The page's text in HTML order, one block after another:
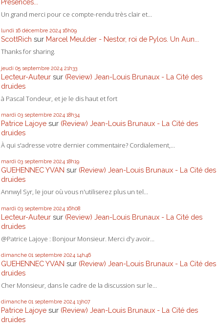
Un grand merci pour ce compte-rendu très clair et...
lundi 16 décembre 2024 16h09
ScottRich sur Marcel Meulder - Nestor, roi de Pylos. Un Aun...
Thanks for sharing.
jeudi 05 septembre 2024 21h33
Lecteur-Auteur sur (Review) Jean-Louis Brunaux - La Cité des
druides
à Pascal Tondeur, et je le dis haut et fort
mardi 03 septembre 2024 18h34
Patrice Lajoye sur (Review) Jean-Louis Brunaux - La Cité des
druides
À qui s'adresse votre dernier commentaire? Cordialement,...
mardi 03 septembre 2024 18h19
GUEHENNEC YVAN sur (Review) Jean-Louis Brunaux - La Cité des
druides
Annwyl Syr, le jour où vous n'utiliserez plus un tel...
mardi 03 septembre 2024 16h08
Lecteur-Auteur sur (Review) Jean-Louis Brunaux - La Cité des
druides
@Patrice Lajoye : Bonjour Monsieur. Merci d'y avoir...
dimanche 01 septembre 2024 14h46
GUEHENNEC YVAN sur (Review) Jean-Louis Brunaux - La Cité des
druides
Cher Monsieur, dans le cadre de la discussion sur le...
dimanche 01 septembre 2024 13h07
Patrice Lajoye sur (Review) Jean-Louis Brunaux - La Cité des
druides